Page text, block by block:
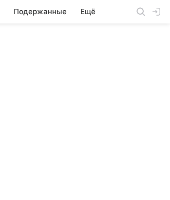
Подержанные Ещё